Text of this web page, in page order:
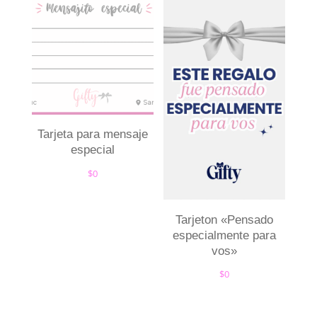
Tarjeta para mensaje
especial
$0
Tarjeton «Pensado
especialmente para
vos»
$0